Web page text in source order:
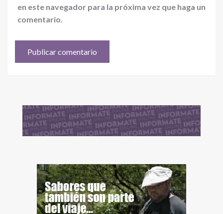
en este navegador para la próxima vez que haga un
comentario.